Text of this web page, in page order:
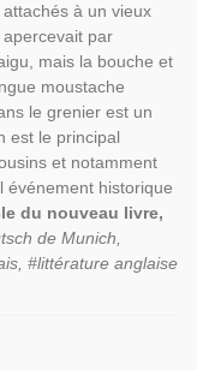
à un vieux
par
mais la bouche et
moustache
le grenier est un
est le principal
et notamment
événement historique
du nouveau livre,
de Munich,
#littérature anglaise